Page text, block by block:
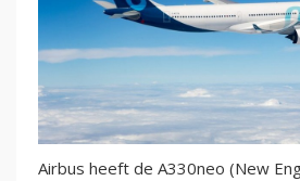
Airbus heeft de A330neo (New